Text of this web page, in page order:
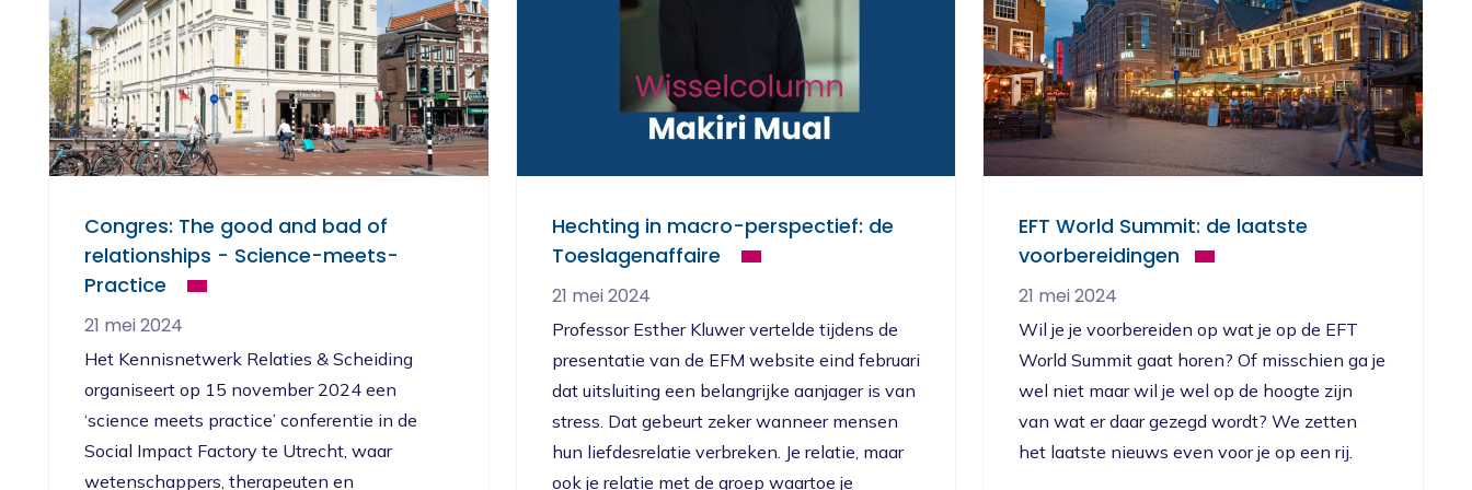
Congres: The good and bad of
relationships - Science-meets-
Practice
21 mei 2024
Het Kennisnetwerk Relaties & Scheiding
organiseert op 15 november 2024 een
‘science meets practice’ conferentie in de
Social Impact Factory te Utrecht, waar
wetenschappers, therapeuten en
Hechting in macro-perspectief: de
Toeslagenaffaire
21 mei 2024
Professor Esther Kluwer vertelde tijdens de
presentatie van de EFM website eind februari
dat uitsluiting een belangrijke aanjager is van
stress. Dat gebeurt zeker wanneer mensen
hun liefdesrelatie verbreken. Je relatie, maar
ook je relatie met de groep waartoe je
EFT World Summit: de laatste
voorbereidingen
21 mei 2024
Wil je je voorbereiden op wat je op de EFT
World Summit gaat horen? Of misschien ga je
wel niet maar wil je wel op de hoogte zijn
van wat er daar gezegd wordt? We zetten
het laatste nieuws even voor je op een rij.